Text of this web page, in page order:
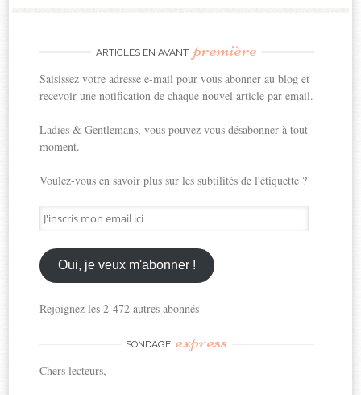
ARTICLES EN AVANT première
Saisissez votre adresse e-mail pour vous abonner au blog et
recevoir une notification de chaque nouvel article par email.
Ladies & Gentlemans, vous pouvez vous désabonner à tout
moment.
Voulez-vous en savoir plus sur les subtilités de l'étiquette ?
J'inscris
mon
email
ici
Oui, je veux m'abonner !
Rejoignez les 2 472 autres abonnés
SONDAGE express
Chers lecteurs,